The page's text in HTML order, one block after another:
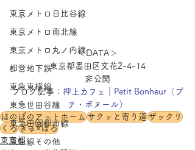
東京メトロ日比谷線
東京メトロ南北線
東京メトロ丸ノ内線
都営地下鉄
東急東横線
東急世田谷線
東急田園都市線
東急線その他
＜DATA＞
東京都墨田区文花2-4-14
非公開
ブログ記事： 押上カフェ｜Petit Bonheur（プ
チ・ボヌール）
ほのぼのアットホームサクッと寄り道ザックリ
くろぎゅ×ほろ
東京都